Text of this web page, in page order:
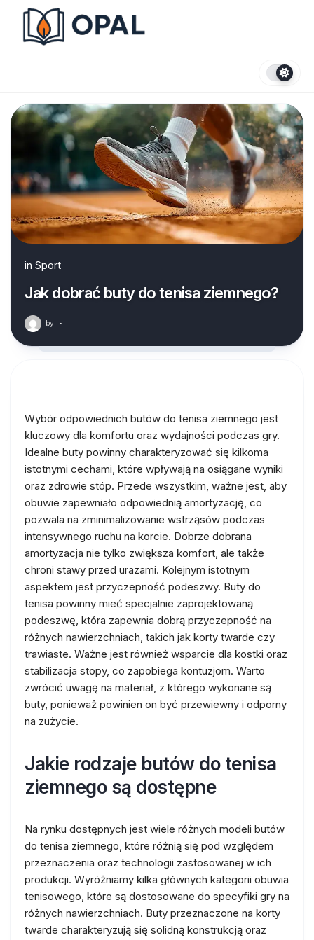
content
in Sport
Jak dobrać buty do tenisa ziemnego?
by ·
Wybór odpowiednich butów do tenisa ziemnego jest
kluczowy dla komfortu oraz wydajności podczas gry.
Idealne buty powinny charakteryzować się kilkoma
istotnymi cechami, które wpływają na osiągane wyniki
oraz zdrowie stóp. Przede wszystkim, ważne jest, aby
obuwie zapewniało odpowiednią amortyzację, co
pozwala na zminimalizowanie wstrząsów podczas
intensywnego ruchu na korcie. Dobrze dobrana
amortyzacja nie tylko zwiększa komfort, ale także
chroni stawy przed urazami. Kolejnym istotnym
aspektem jest przyczepność podeszwy. Buty do
tenisa powinny mieć specjalnie zaprojektowaną
podeszwę, która zapewnia dobrą przyczepność na
różnych nawierzchniach, takich jak korty twarde czy
trawiaste. Ważne jest również wsparcie dla kostki oraz
stabilizacja stopy, co zapobiega kontuzjom. Warto
zwrócić uwagę na materiał, z którego wykonane są
buty, ponieważ powinien on być przewiewny i odporny
na zużycie.
Jakie rodzaje butów do tenisa
ziemnego są dostępne
Na rynku dostępnych jest wiele różnych modeli butów
do tenisa ziemnego, które różnią się pod względem
przeznaczenia oraz technologii zastosowanej w ich
produkcji. Wyróżniamy kilka głównych kategorii obuwia
tenisowego, które są dostosowane do specyfiki gry na
różnych nawierzchniach. Buty przeznaczone na korty
twarde charakteryzują się solidną konstrukcją oraz